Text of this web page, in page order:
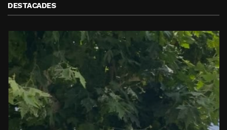
DESTACADES